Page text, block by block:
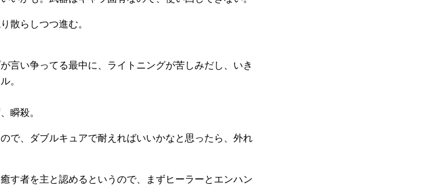
散らしつつ進む。
言い争ってる最中に、ライトニングが苦しみだし、いき
。
瞬殺。
で、ダブルキュアで耐えればいいかなと思ったら、外れ
す者を主と認めるというので、まずヒーラーとエンハン